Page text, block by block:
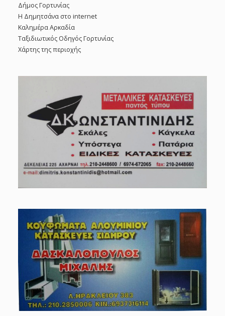
Δήμος Γορτυνίας
Η Δημητσάνα στο internet
Καλημέρα Αρκαδία
Ταξιδιωτικός Οδηγός Γορτυνίας
Χάρτης της περιοχής